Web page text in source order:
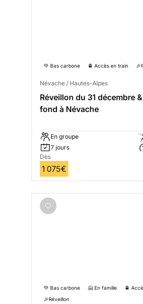
💚 Bas carbone 🚆 Accès en train
Névache / Hautes-Alpes
Réveillon du 31 décembre
fond à Névache
En groupe
7 jours
Dès
1 075€
💚 Bas carbone 🤗 En famille
🚆
🎉Réveillon